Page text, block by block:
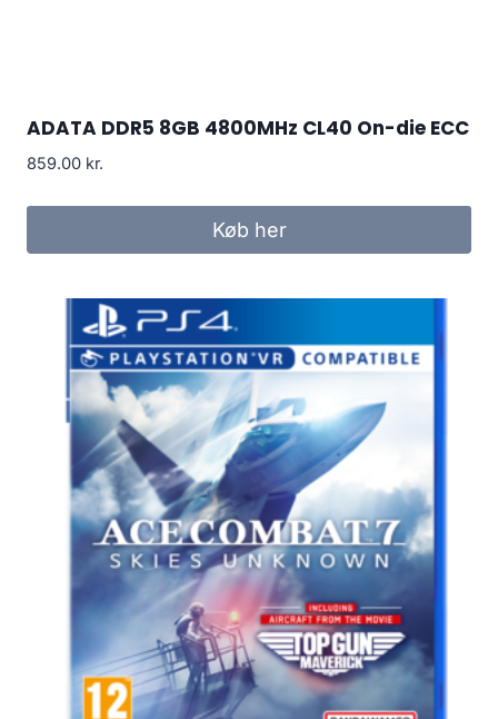
ADATA DDR5 8GB 4800MHz CL40 On-die ECC
859.00 kr.
Køb her